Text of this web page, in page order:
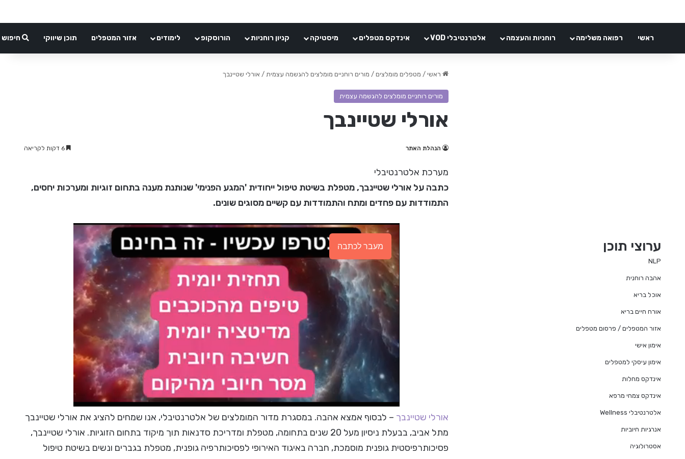
ראשי רפואה משלימה רוחניות והעצמה אלטרנטיבלי VOD אינדקס מטפלים מיסטיקה קניון רוחניות הורוסקופ לימודים אזור המטפלים תוכן שיווקי חיפוש
ראשי / מטפלים מומלצים / מורים רוחניים מומלצים להגשמה עצמית / אורלי שטיינבך
מורים רוחניים מומלצים להגשמה עצמית
אורלי שטיינבך
הנהלת האתר
מערכת אלטרנטיבלי
כתבה על אורלי שטיינבך, מטפלת בשיטת טיפול ייחודית 'המגע הפנימי' שנותנת מענה בתחום זוגיות ומערכות יחסים,
התמודדות עם פחדים ומתח והתמודדות עם קשיים מסוגים שונים.
מעבר לכתבה
אורלי שטיינבך – לבסוף אמצא אהבה. במסגרת מדור המומלצים של אלטרנטיבלי, אנו שמחים להציג את אורלי שטיינבך
מתל אביב, בבעלת ניסיון מעל 20 שנים בתחומה, מטפלת ומדריכת סדנאות תוך מיקוד בתחום הזוגיות. אורלי שטיינבך,
פסיכותרפיסטית גופנית מוסמכת, חברה באיגוד האירופי לפסיכותרפיה גופנית, מטפלת בגברים ונשים בשיטת טיפול
ערוצי תוכן
NLP
אהבה רוחנית
אוכל בריא
אורח חיים בריא
אזור המטפלים / פרסום מטפלים
אימון אישי
אימון עיסקי למטפלים
אינדקס מחלות
אינדקס צמחי מרפא
אלטרנטיבלי Wellness
אנרגיות חיוביות
אסטרולוגיה